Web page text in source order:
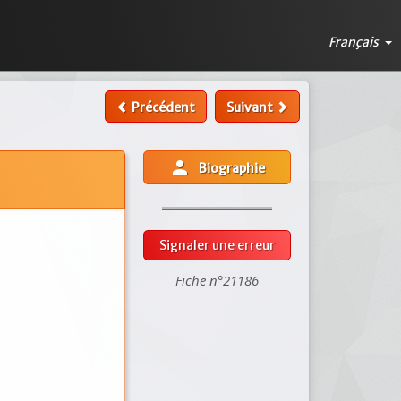
Français
Précédent Suivant
person Biographie
Signaler une erreur
Fiche n°21186